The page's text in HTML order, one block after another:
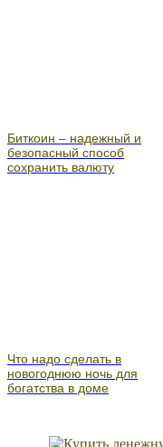
Биткоин – надежный и
безопасный способ
сохранить валюту
Что надо сделать в
новогоднюю ночь для
богатства в доме